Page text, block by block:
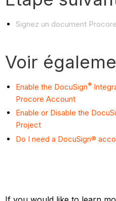
Signez un document
Voir
Enable the DocuSign®
Procore Account
Enable or Disable the
Project
Do I need a DocuSign®